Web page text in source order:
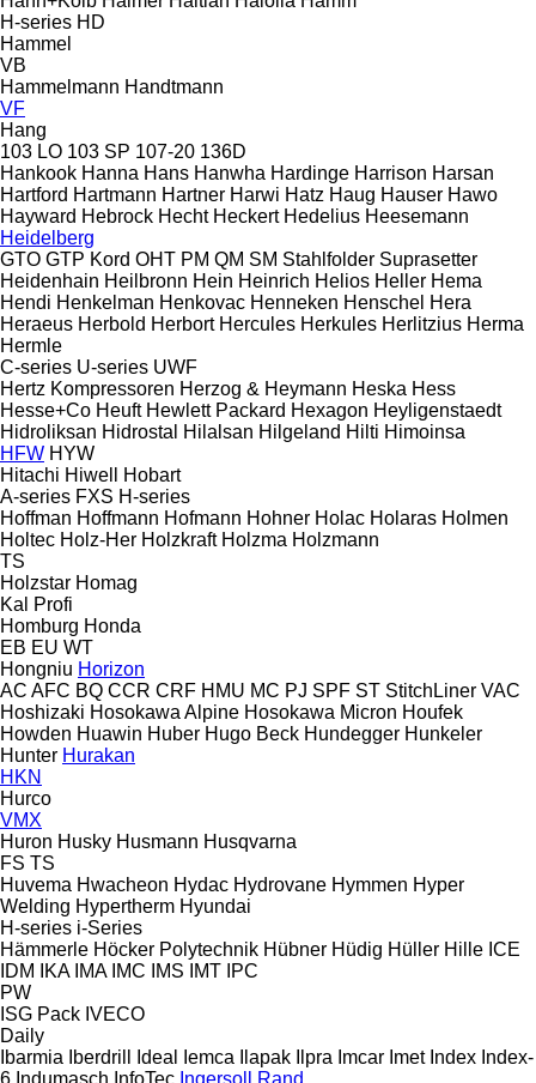
H-series HD
Hammel
VB
Hammelmann Handtmann
VF
Hang
103 LO 103 SP 107-20 136D
Hankook Hanna Hans Hanwha Hardinge Harrison Harsan
Hartford Hartmann Hartner Harwi Hatz Haug Hauser Hawo
Hayward Hebrock Hecht Heckert Hedelius Heesemann
Heidelberg
GTO GTP Kord OHT PM QM SM Stahlfolder Suprasetter
Heidenhain Heilbronn Hein Heinrich Helios Heller Hema
Hendi Henkelman Henkovac Henneken Henschel Hera
Heraeus Herbold Herbort Hercules Herkules Herlitzius Herma
Hermle
C-series U-series UWF
Hertz Kompressoren Herzog & Heymann Heska Hess
Hesse+Co Heuft Hewlett Packard Hexagon Heyligenstaedt
Hidroliksan Hidrostal Hilalsan Hilgeland Hilti Himoinsa
HFW HYW
Hitachi Hiwell
Hobart
A-series FXS H-series
Hoffman Hoffmann Hofmann Hohner Holac Holaras Holmen
Holtec Holz-Her Holzkraft Holzma Holzmann
TS
Holzstar Homag
Kal
Profi
Homburg Honda
EB EU WT
Hongniu Horizon
AC AFC BQ CCR CRF HMU MC PJ SPF ST StitchLiner VAC
Hoshizaki Hosokawa Alpine Hosokawa Micron Houfek
Howden Huawin Huber Hugo Beck Hundegger Hunkeler
Hunter Hurakan
HKN
Hurco
VMX
Huron Husky Husmann Husqvarna
FS TS
Huvema Hwacheon Hydac Hydrovane Hymmen Hyper
Welding Hypertherm Hyundai
H-series i-Series
Hämmerle Höcker Polytechnik Hübner Hüdig Hüller Hille ICE
IDM
IKA IMA IMC IMS IMT IPC
PW
ISG Pack IVECO
Daily
Ibarmia
Iberdrill Ideal Iemca Ilapak Ilpra Imcar Imet Index Index-
6 Indumasch InfoTec Ingersoll Rand